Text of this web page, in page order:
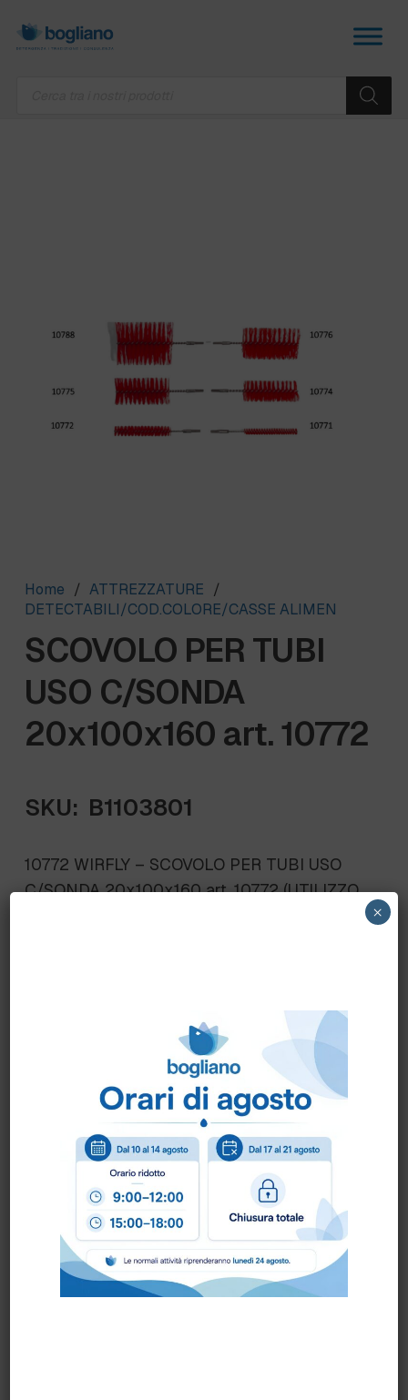
Home / ATTREZZATURE /
DETECTABILI/COD.COLORE/CASSE ALIMEN
SCOVOLO PER TUBI
USO C/SONDA
20x100x160 art. 10772
SKU: B1103801
10772 WIRFLY – SCOVOLO PER TUBI USO
C/SONDA 20x100x160 art. 10772 (UTILIZZO
Come ordinare?
Puoi ordinare chiamando al0172 478161oppure
scrivendo una mail ainfo@bogliano.it.
Per ogni informazione siamo a disposizione.
COLORE:BIANCO BLU GENERICA,ROSSO
×